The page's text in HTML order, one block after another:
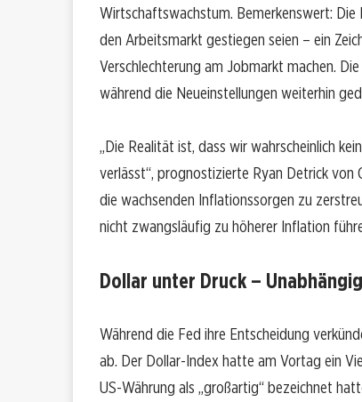
Wirtschaftswachstum. Bemerkenswert:
den Arbeitsmarkt gestiegen seien – ein
Verschlechterung am Jobmarkt machen.
während die Neueinstellungen weiterhin
„Die Realität ist, dass wir wahrscheinlich
verlässt“, prognostizierte Ryan Detrick von
die wachsenden Inflationssorgen zu
nicht zwangsläufig zu höherer Inflation
Dollar unter Druck –
Während die Fed ihre Entscheidung
ab. Der Dollar-Index hatte am Vortag ein
US-Währung als „großartig“ bezeichnet